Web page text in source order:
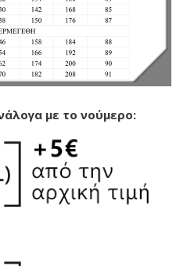
με το νούμερο: